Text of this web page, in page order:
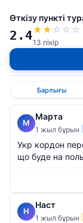
Өткізу пункті
2.4★★ ☆ ☆ ☆
13 пікір
Барлығы
М
Марта
1 жыл бұрын
Укр кордон
що буде на
Н
Наст
1 жыл бұрын